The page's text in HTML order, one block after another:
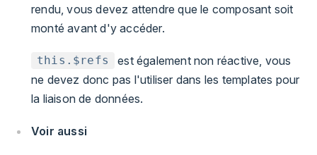
rendu, vous devez attendre que le composant soit
monté avant d'y accéder.
this.$refs
est également non réactive, vous
ne devez donc pas l'utiliser dans les templates pour
la liaison de données.
Voir aussi